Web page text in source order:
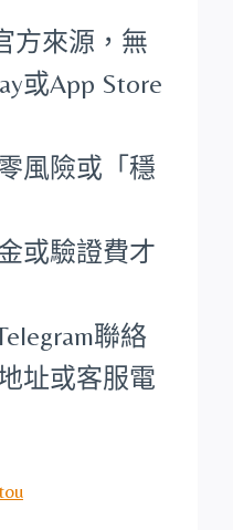
方來源，無
或App Store
風險或「穩
或驗證費才
聯絡
址或客服電